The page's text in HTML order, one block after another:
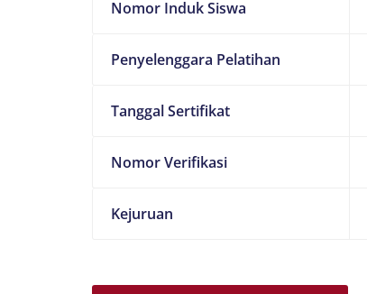
Nomor Induk Siswa
Penyelenggara Pelatihan
Tanggal Sertifikat
Nomor Verifikasi
Kejuruan